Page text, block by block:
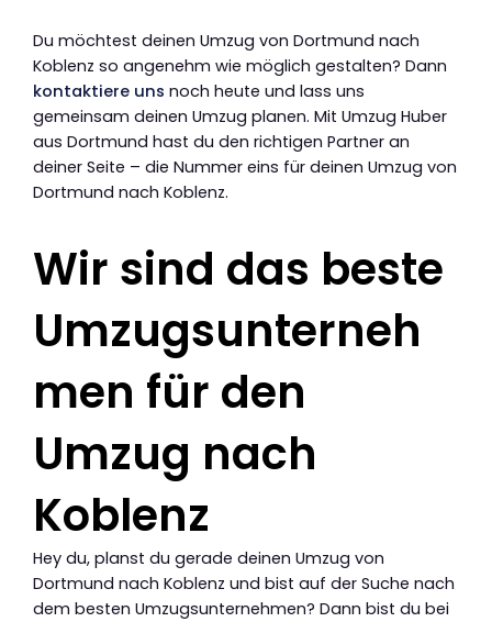
Du möchtest deinen Umzug von Dortmund nach
Koblenz so angenehm wie möglich gestalten? Dann
kontaktiere uns noch heute und lass uns
gemeinsam deinen Umzug planen. Mit Umzug Huber
aus Dortmund hast du den richtigen Partner an
deiner Seite – die Nummer eins für deinen Umzug von
Dortmund nach Koblenz.
Wir sind das beste
Umzugsunterneh
men für den
Umzug nach
Koblenz
Hey du, planst du gerade deinen Umzug von
Dortmund nach Koblenz und bist auf der Suche nach
dem besten Umzugsunternehmen? Dann bist du bei